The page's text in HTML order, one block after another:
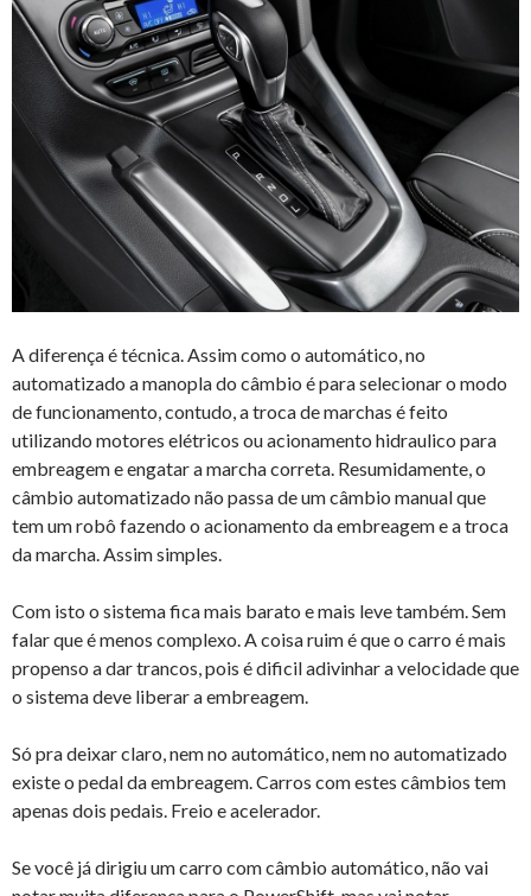
A diferença é técnica. Assim como o automático, no
automatizado a manopla do câmbio é para selecionar o modo
de funcionamento, contudo, a troca de marchas é feito
utilizando motores elétricos ou acionamento hidraulico para
embreagem e engatar a marcha correta. Resumidamente, o
câmbio automatizado não passa de um câmbio manual que
tem um robô fazendo o acionamento da embreagem e a troca
da marcha. Assim simples.
Com isto o sistema fica mais barato e mais leve também. Sem
falar que é menos complexo. A coisa ruim é que o carro é mais
propenso a dar trancos, pois é dificil adivinhar a velocidade que
o sistema deve liberar a embreagem.
Só pra deixar claro, nem no automático, nem no automatizado
existe o pedal da embreagem. Carros com estes câmbios tem
apenas dois pedais. Freio e acelerador.
Se você já dirigiu um carro com câmbio automático, não vai